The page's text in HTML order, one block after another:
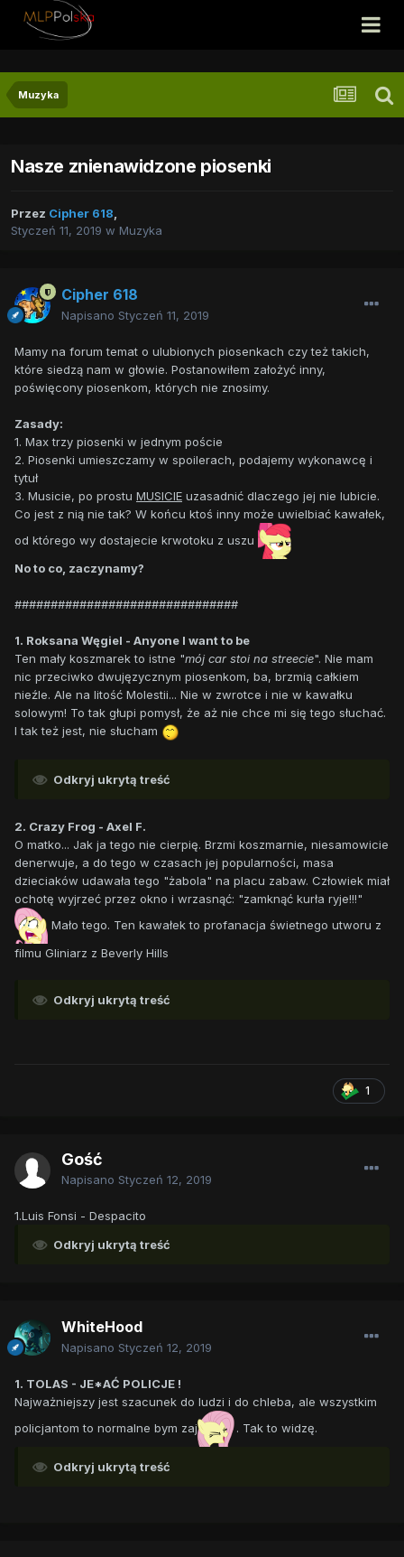
Muzyka
Nasze znienawidzone piosenki
Przez Cipher 618,
Styczeń 11, 2019 w Muzyka
Cipher 618
Napisano Styczeń 11, 2019
Mamy na forum temat o ulubionych piosenkach czy też takich,
które siedzą nam w głowie. Postanowiłem założyć inny,
poświęcony piosenkom, których nie znosimy.
Zasady:
1. Max trzy piosenki w jednym poście
2. Piosenki umieszczamy w spoilerach, podajemy wykonawcę i
tytuł
3. Musicie, po prostu MUSICIE uzasadnić dlaczego jej nie lubicie.
Co jest z nią nie tak? W końcu ktoś inny może uwielbiać kawałek,
od którego wy dostajecie krwotoku z uszu
No to co, zaczynamy?
###############################
1. Roksana Węgiel - Anyone I want to be
Ten mały koszmarek to istne "mój car stoi na streecie". Nie mam
nic przeciwko dwujęzycznym piosenkom, ba, brzmią całkiem
nieźle. Ale na litość Molestii... Nie w zwrotce i nie w kawałku
solowym! To tak głupi pomysł, że aż nie chce mi się tego słuchać.
I tak też jest, nie słucham
Odkryj ukrytą treść
2. Crazy Frog - Axel F.
O matko... Jak ja tego nie cierpię. Brzmi koszmarnie, niesamowicie
denerwuje, a do tego w czasach jej popularności, masa
dzieciaków udawała tego "żabola" na placu zabaw. Człowiek miał
ochotę wyjrzeć przez okno i wrzasnąć: "zamknąć kurła ryje!!!"
Mało tego. Ten kawałek to profanacja świetnego utworu z
filmu Gliniarz z Beverly Hills
Odkryj ukrytą treść
1
Gość
Napisano Styczeń 12, 2019
1.Luis Fonsi - Despacito
Odkryj ukrytą treść
WhiteHood
Napisano Styczeń 12, 2019
1. TOLAS - JE*AĆ POLICJE !
Najważniejszy jest szacunek do ludzi i do chleba, ale wszystkim
policjantom to normalne bym zaj
. Tak to widzę.
Odkryj ukrytą treść